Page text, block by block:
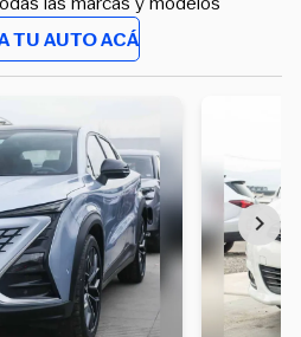
TU AUTO ACÁ